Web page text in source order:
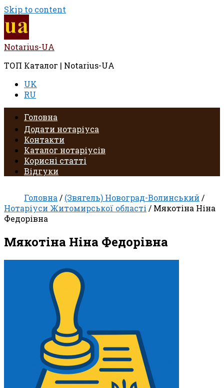
Skip to content
Notarius-UA
ТОП Каталог | Notarius-UA
UK
RU
Головна
Додати нотаріуса
Контакти
Каталог нотаріусів
Корисні статті
Відгуки
Головна / (Звягель) Новоград-Волинський /
Нотаріуси Житомирської області / Мякотіна Ніна
Федорівна
Мякотіна Ніна Федорівна